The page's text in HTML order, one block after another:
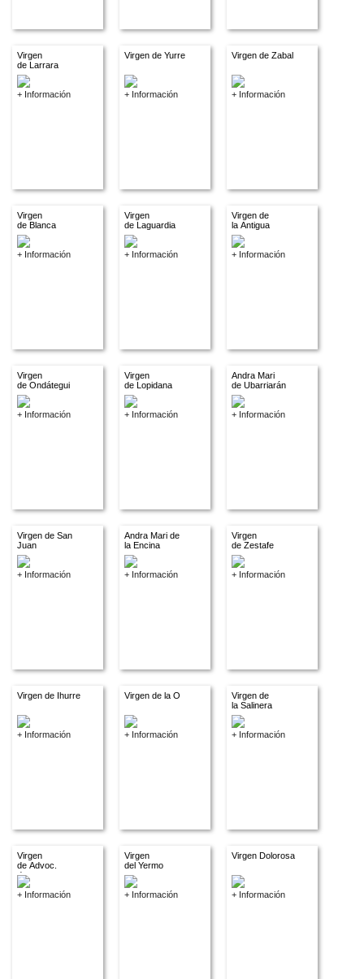
Virgen
de Larrara
+ Información
Virgen de Yurre
+ Información
Virgen de Zabal
+ Información
Virgen
de Blanca
+ Información
Virgen
de Laguardia
+ Información
Virgen de
la Antigua
+ Información
Virgen
de Ondátegui
+ Información
Virgen
de Lopidana
+ Información
Andra Mari
de Ubarriarán
+ Información
Virgen de San
Juan
+ Información
Andra Mari de
la Encina
+ Información
Virgen
de Zestafe
+ Información
Virgen de Ihurre
+ Información
Virgen de la O
+ Información
Virgen de
la Salinera
+ Información
Virgen
de Advoc.
descon
+ Información
Virgen
del Yermo
+ Información
Virgen Dolorosa
+ Información